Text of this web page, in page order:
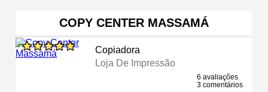
COPY CENTER MASSAMÁ
Copiadora
Loja De Impressão
6 avaliações
3 comentários